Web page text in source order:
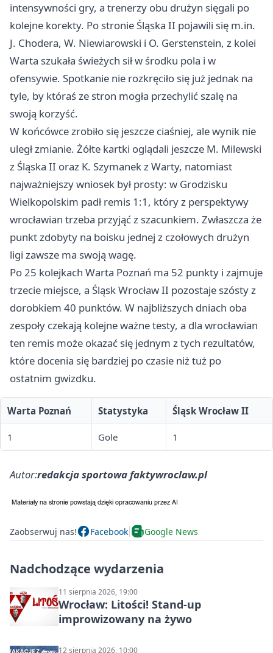
intensywności gry, a trenerzy obu drużyn sięgali po
kolejne korekty. Po stronie Śląska II pojawili się m.in.
J. Chodera, W. Niewiarowski i O. Gerstenstein, z kolei
Warta szukała świeżych sił w środku pola i w
ofensywie. Spotkanie nie rozkręciło się już jednak na
tyle, by któraś ze stron mogła przechylić szalę na
swoją korzyść.
W końcówce zrobiło się jeszcze ciaśniej, ale wynik nie
uległ zmianie. Żółte kartki oglądali jeszcze M. Milewski
z Śląska II oraz K. Szymanek z Warty, natomiast
najważniejszy wniosek był prosty: w Grodzisku
Wielkopolskim padł remis 1:1, który z perspektywy
wrocławian trzeba przyjąć z szacunkiem. Zwłaszcza że
punkt zdobyty na boisku jednej z czołowych drużyn
ligi zawsze ma swoją wagę.
Po 25 kolejkach Warta Poznań ma 52 punkty i zajmuje
trzecie miejsce, a Śląsk Wrocław II pozostaje szósty z
dorobkiem 40 punktów. W najbliższych dniach oba
zespoły czekają kolejne ważne testy, a dla wrocławian
ten remis może okazać się jednym z tych rezultatów,
które docenia się bardziej po czasie niż tuż po
ostatnim gwizdku.
Warta Poznań Statystyka Śląsk Wrocław II
1 Gole 1
Autor:redakcja sportowa faktywroclaw.pl
Zaobserwuj nas! Facebook Google News
Nadchodzące wydarzenia
11 sierpnia 2026, 19:00
Wrocław: Litości! Stand-up
improwizowany na żywo
12 sierpnia 2026, 10:00